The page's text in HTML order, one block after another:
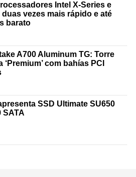
Intel X-Series e
duas vezes mais rápido e até
barato
A700 Aluminum TG: Torre
‘Premium’ com bahías PCI
SSD Ultimate SU650
SATA